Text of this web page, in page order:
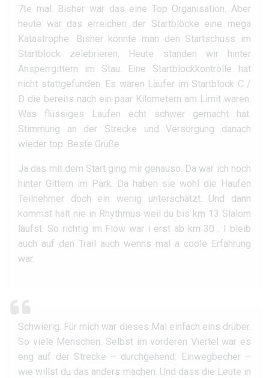
7te mal. Bisher war das eine Top Organisation. Aber
heute war das erreichen der Startblöcke eine mega
Katastrophe. Bisher konnte man den Startschuss im
Startblock zelebrieren. Heute standen wir hinter
Ansperrgittern im Stau. Eine Startblockkontrolle hat
nicht stattgefunden. Es waren Läufer im Startblock C /
D die bereits nach ein paar Kilometern am Limit waren.
Was flüssiges Laufen echt schwer gemacht hat.
Stimmung an der Strecke und Versorgung danach
wieder top. Beste Grüße
Ja das mit dem Start ging mir genauso. Da war ich noch
hinter Gittern im Park. Da haben sie wohl die Haufen
Teilnehmer doch ein wenig unterschätzt. Und dann
kommst halt nie in Rhythmus weil du bis km 13 Slalom
läufst. So richtig im Flow war i erst ab km 30 . I bleib
auch auf den Trail auch wenns mal a coole Erfahrung
war.
Schwierig. Für mich war dieses Mal einfach eins drüber.
So viele Menschen. Selbst im vorderen Viertel war es
eng auf der Strecke – durchgehend. Einwegbecher –
wie willst du das anders machen. Und dass die Leute in